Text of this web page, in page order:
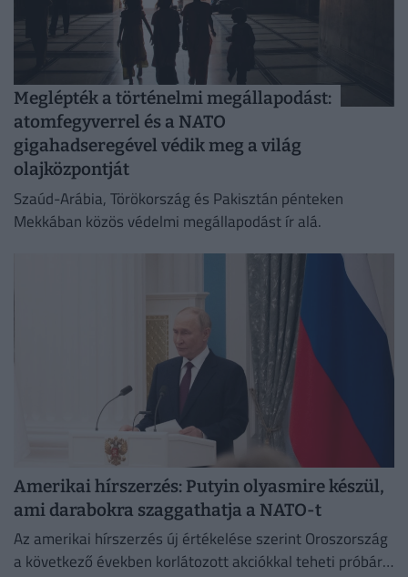
Meglépték a történelmi megállapodást:
atomfegyverrel és a NATO
gigahadseregével védik meg a világ
olajközpontját
Szaúd-Arábia, Törökország és Pakisztán pénteken
Mekkában közös védelmi megállapodást ír alá.
Amerikai hírszerzés: Putyin olyasmire készül,
ami darabokra szaggathatja a NATO-t
Az amerikai hírszerzés új értékelése szerint Oroszország
a következő években korlátozott akciókkal teheti próbára